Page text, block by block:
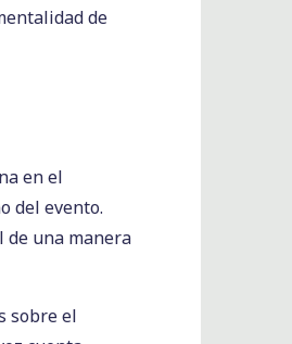
de
en el
del evento.
una manera
sobre el